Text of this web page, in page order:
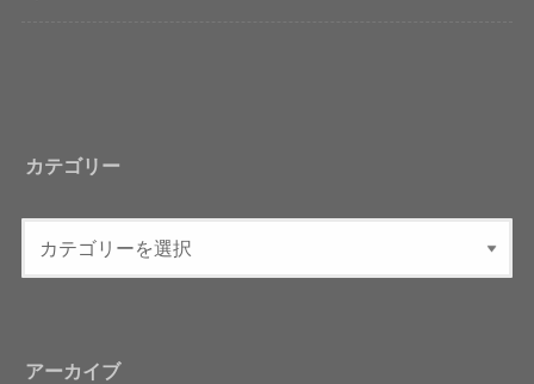
カテゴリー
アーカイブ